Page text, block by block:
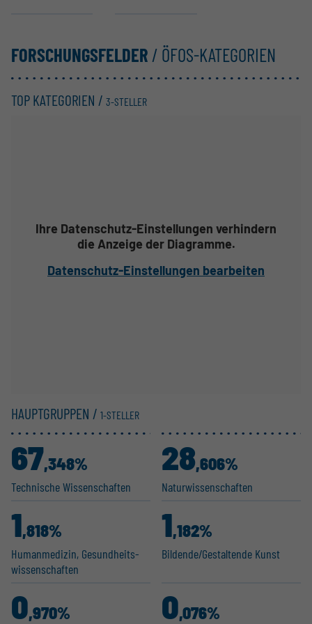
FORSCHUNGSFELDER / ÖFOS-KATEGORIEN
TOP KATEGORIEN / 3-STELLER
Ihre Datenschutz-Einstellungen verhindern
die Anzeige der Diagramme.
Datenschutz-Einstellungen bearbeiten
HAUPTGRUPPEN / 1-STELLER
Technische Wissen­schaften
67,348%
Natur­wis­sen­schaften
28,606%
Human­me­dizin, Gesund­heits­
wis­sen­schaften
1,818%
Bildende/Gestal­tende Kunst
1,182%
0,970% 0,076%